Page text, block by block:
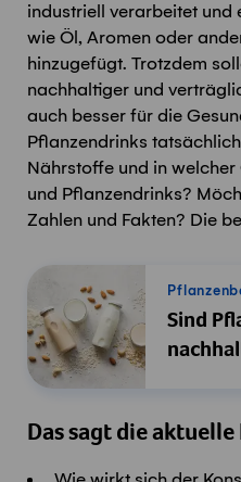
industriell verarbeitet und
wie Öl, Aromen oder
hinzugefügt. Trotzdem
nachhaltiger und
auch besser für die
Pflanzendrinks tatsächlich
Nährstoffe und in
und Pflanzendrinks?
Zahlen und Fakten? Die
Sind
Das sagt die aktuelle